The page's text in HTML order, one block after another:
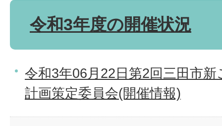
令和3年度の開催状況
令和3年06月22日第2回三田市
計画策定委員会(開催情報)